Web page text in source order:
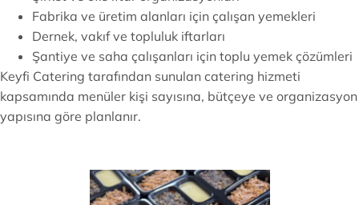
Fabrika ve üretim alanları için çalışan yemekleri
Dernek, vakıf ve topluluk iftarları
Şantiye ve saha çalışanları için toplu yemek çözümleri
Keyfi Catering tarafından sunulan catering hizmeti
kapsamında menüler kişi sayısına, bütçeye ve organizasyon
yapısına göre planlanır.